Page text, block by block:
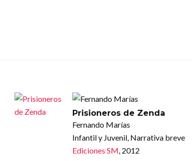
Prisioneros de Zenda
Fernando Marías
Infantil y Juvenil, Narrativa breve
Ediciones SM, 2012